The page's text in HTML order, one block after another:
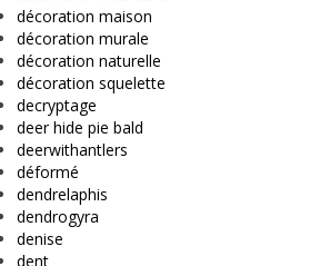
décoration maison
décoration murale
décoration naturelle
décoration squelette
decryptage
deer hide pie bald
deerwithantlers
déformé
dendrelaphis
dendrogyra
denise
dent